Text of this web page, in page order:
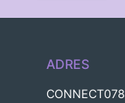
ADRES
CONNECT078